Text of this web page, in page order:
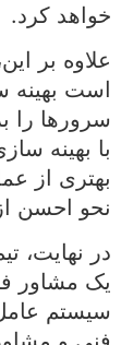
خواهد کرد.
علاوه بر
است بهینه
سرورها را
با بهینه
بهتری از
نحو احسن
در نهایت،
یک مشاور
سیستم